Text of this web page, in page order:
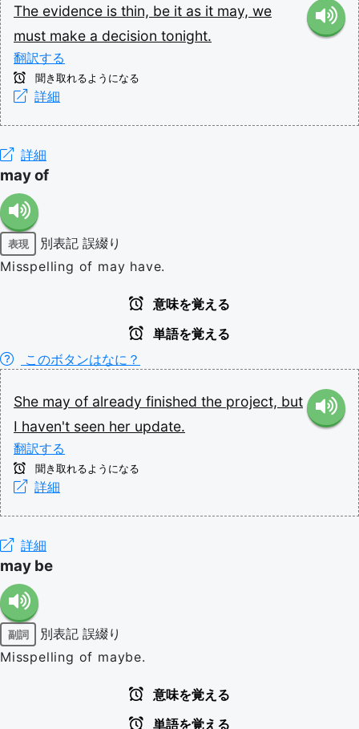
The evidence is thin, be it as it may, we
must make a decision tonight.
翻訳する
聞き取れるようになる
詳細
詳細
may of
表現 別表記 誤綴り
Misspelling of may have.
意味を覚える
単語を覚える
このボタンはなに？
She may of already finished the project, but
I haven't seen her update.
翻訳する
聞き取れるようになる
詳細
詳細
may be
副詞 別表記 誤綴り
Misspelling of maybe.
意味を覚える
単語を覚える